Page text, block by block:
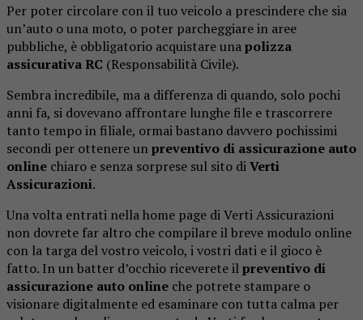
Per poter circolare con il tuo veicolo a prescindere che sia
un’auto o una moto, o poter parcheggiare in aree
pubbliche, è obbligatorio acquistare unapolizza
assicurativa RC (Responsabilità Civile).
Sembra incredibile, ma a differenza di quando, solo pochi
anni fa, si dovevano affrontare lunghe file e trascorrere
tanto tempo in filiale, ormai bastano davvero pochissimi
secondi per ottenere unpreventivo di assicurazione auto
online chiaro e senza sorprese sul sito diVerti
Assicurazioni.
Una volta entrati nella home page di Verti Assicurazioni
non dovrete far altro che compilare il breve modulo online
con la targa del vostro veicolo, i vostri dati e il gioco è
fatto. In un batter d’occhio riceverete ilpreventivo di
assicurazione auto online che potrete stampare o
visionare digitalmente ed esaminare con tutta calma per